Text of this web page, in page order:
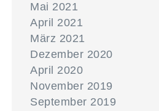
Mai 2021
April 2021
März 2021
Dezember 2020
April 2020
November 2019
September 2019